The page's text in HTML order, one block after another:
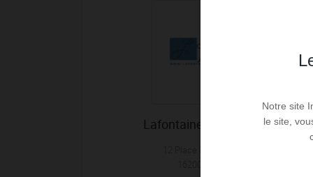
Lafontaine Immobilier
Notre site
le site,